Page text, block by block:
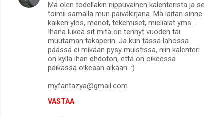
Mä olen todellakin riippuvainen kalenterista ja se
toimii samalla mun päiväkirjana. Mä laitan sinne
kaiken ylös, menot, tekemiset, mielialat yms.
Ihana lukea sit mitä on tehnyt vuoden tai
muutaman takaperin. Ja kun tässä lahossa
päässä ei mikään pysy muistissa, niin kalenteri
on kyllä ihan ehdoton, että on oikeessa
paikassa oikeaan aikaan. :)
myfantazya@gmail.com
VASTAA